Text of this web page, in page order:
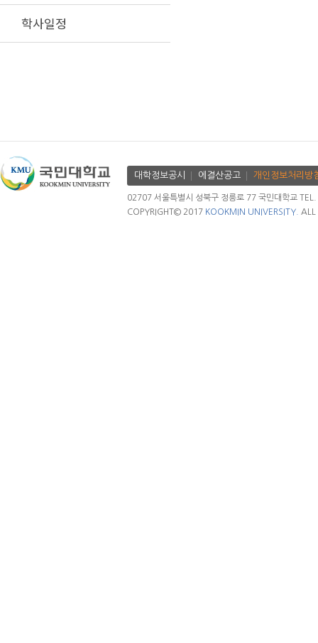
학사일정
대학정보공시 에결산공고 개인정보처리방
02707 서울특별시 성북구 정릉로 77 국민대학교
COPYRIGHT© 2017 KOOKMIN UNIVERSITY. ALL